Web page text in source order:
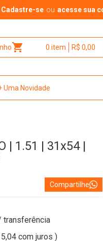
Cadastre-se ou acesse sua
shopping_cart 0item R$ 0,00
Uma Novidade
| 1.51 | 31x54 |
Compartilhe
transferência
com juros )